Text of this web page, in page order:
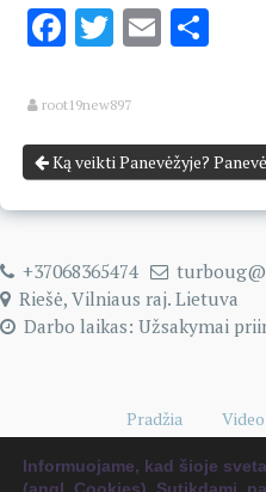
Facebook
Twitter
Email
root19new897
Ką veikti Panevėžyje?
+37068365474
Riešė, Vilniaus raj. Lietuva
Darbo laikas: Užsakymai
Pradžia Video
Naudingi kelionių
Informuojame, kad šioje